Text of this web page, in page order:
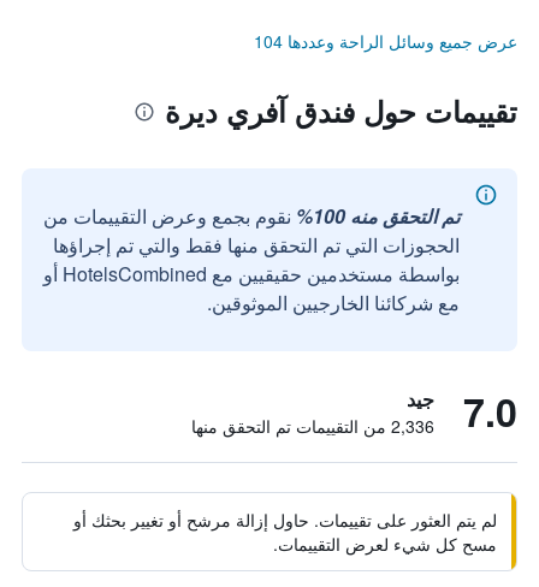
عرض جميع وسائل الراحة وعددها 104
تقييمات حول فندق آفري ديرة
تم التحقق منه 100%
نقوم بجمع وعرض التقييمات من
الحجوزات التي تم التحقق منها فقط والتي تم إجراؤها
بواسطة مستخدمين حقيقيين مع HotelsCombined أو
مع شركائنا الخارجيين الموثوقين.
7.0 جيد
2,336 من التقييمات تم التحقق منها
لم يتم العثور على تقييمات. حاول إزالة مرشح أو تغيير بحثك أو
مسح كل شيء لعرض التقييمات.